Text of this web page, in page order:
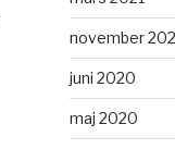
november
juni 2020
maj 2020